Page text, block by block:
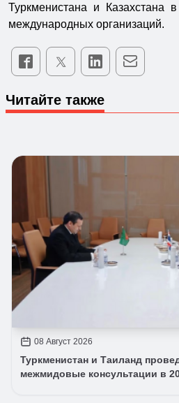
Туркменистана и
международных организаций.
Читайте также
08 Август 2026
Туркменистан и Таиланд
межмидовые консультации в